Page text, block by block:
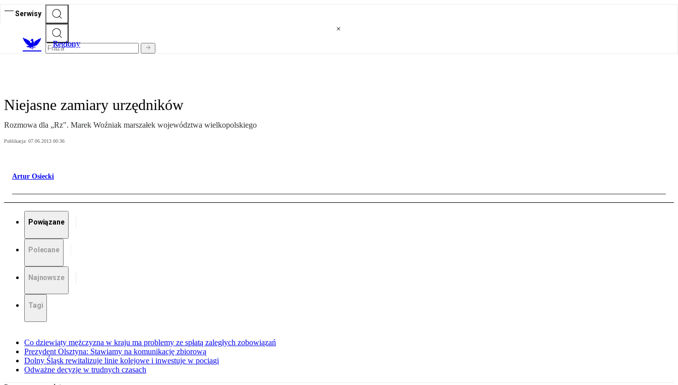
Serwisy
Regiony
Niejasne zamiary urzędników
Rozmowa dla „Rz". Marek Woźniak marszałek województwa wielkopolskiego
Publikacja: 07.06.2013 00:36
Artur Osiecki
Powiązane
Polecane
Najnowsze
Tagi
Co dziewiąty mężczyzna w kraju ma problemy ze spłatą zaległych zobowiązań
Prezydent Olsztyna: Stawiamy na komunikację zbiorową
Dolny Śląsk rewitalizuje linie kolejowe i inwestuje w pociągi
Odważne decyzje w trudnych czasach